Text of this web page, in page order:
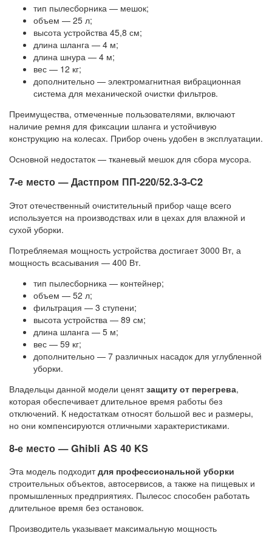
тип пылесборника — мешок;
объем — 25 л;
высота устройства 45,8 см;
длина шланга — 4 м;
длина шнура — 4 м;
вес — 12 кг;
дополнительно — электромагнитная вибрационная
система для механической очистки фильтров.
Преимущества, отмеченные пользователями, включают
наличие ремня для фиксации шланга и устойчивую
конструкцию на колесах. Прибор очень удобен в эксплуатации.
Основной недостаток — тканевый мешок для сбора мусора.
7-е место — Дастпром ПП-220/52.3-3-С2
Этот отечественный очистительный прибор чаще всего
используется на производствах или в цехах для влажной и
сухой уборки.
Потребляемая мощность устройства достигает 3000 Вт, а
мощность всасывания — 400 Вт.
тип пылесборника — контейнер;
объем — 52 л;
фильтрация — 3 ступени;
высота устройства — 89 см;
длина шланга — 5 м;
вес — 59 кг;
дополнительно — 7 различных насадок для углубленной
уборки.
Владельцы данной модели ценятзащиту от перегрева,
которая обеспечивает длительное время работы без
отключений. К недостаткам относят большой вес и размеры,
но они компенсируются отличными характеристиками.
8-е место — Ghibli AS 40 KS
Эта модель подходитдля профессиональной уборки
строительных объектов, автосервисов, а также на пищевых и
промышленных предприятиях. Пылесос способен работать
длительное время без остановок.
Производитель указывает максимальную мощность